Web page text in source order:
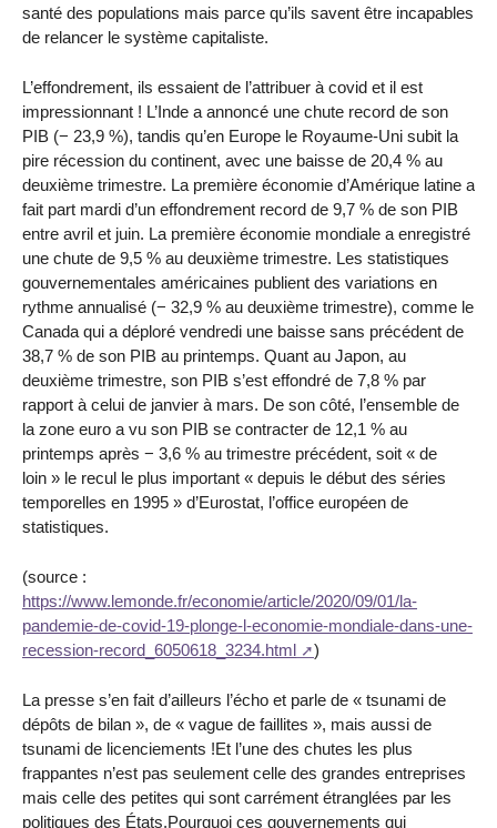
santé des populations mais parce qu’ils savent être incapables
de relancer le système capitaliste.
L’effondrement, ils essaient de l’attribuer à covid et il est
impressionnant ! L’Inde a annoncé une chute record de son
PIB (− 23,9 %), tandis qu’en Europe le Royaume-Uni subit la
pire récession du continent, avec une baisse de 20,4 % au
deuxième trimestre. La première économie d’Amérique latine a
fait part mardi d’un effondrement record de 9,7 % de son PIB
entre avril et juin. La première économie mondiale a enregistré
une chute de 9,5 % au deuxième trimestre. Les statistiques
gouvernementales américaines publient des variations en
rythme annualisé (− 32,9 % au deuxième trimestre), comme le
Canada qui a déploré vendredi une baisse sans précédent de
38,7 % de son PIB au printemps. Quant au Japon, au
deuxième trimestre, son PIB s’est effondré de 7,8 % par
rapport à celui de janvier à mars. De son côté, l’ensemble de
la zone euro a vu son PIB se contracter de 12,1 % au
printemps après − 3,6 % au trimestre précédent, soit « de
loin » le recul le plus important « depuis le début des séries
temporelles en 1995 » d’Eurostat, l’office européen de
statistiques.
(source :
https://www.lemonde.fr/economie/article/2020/09/01/la-
pandemie-de-covid-19-plonge-l-economie-mondiale-dans-une-
recession-record_6050618_3234.html
)
La presse s’en fait d’ailleurs l’écho et parle de « tsunami de
dépôts de bilan », de « vague de faillites », mais aussi de
tsunami de licenciements !Et l’une des chutes les plus
frappantes n’est pas seulement celle des grandes entreprises
mais celle des petites qui sont carrément étranglées par les
politiques des États.Pourquoi ces gouvernements qui